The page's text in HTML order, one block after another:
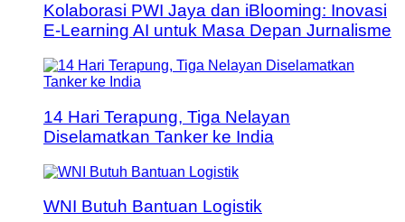
Kolaborasi PWI Jaya dan iBlooming: Inovasi
E-Learning AI untuk Masa Depan Jurnalisme
14 Hari Terapung, Tiga Nelayan
Diselamatkan Tanker ke India
WNI Butuh Bantuan Logistik